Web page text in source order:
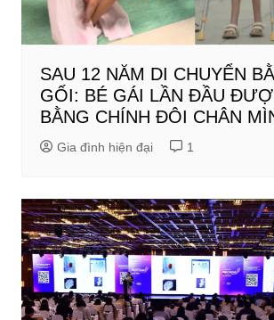
SAU 12 NĂM DI CHUYỂN
GỐI: BÉ GÁI LẦN ĐẦU
BẰNG CHÍNH ĐÔI CHÂN
Gia đình hiện đại 1